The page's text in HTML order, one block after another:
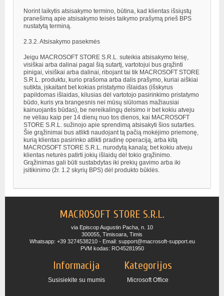
Norint laikytis atsisakymo termino, būtina, kad klientas išsiųstų
pranešimą apie atsisakymo teisės taikymo prašymą prieš BPS
nustatytą terminą.
2.3.2. Atsisakymo pasekmės
Jeigu MACROSOFT STORE S.R.L. suteikia atsisakymo teisę,
visiškai arba dalinai pagal šią sutartį, vartotojui bus grąžinti
pinigai, visiškai arba dalinai, ribojant tai tik MACROSOFT STORE
S.R.L. produktu, kurio prašoma arba dalis prašymo, kuriai aiškiai
sutikta, įskaitant bet kokias pristatymo išlaidas (išskyrus
papildomas išlaidas, kilusias dėl vartotojo pasirinkimo pristatymo
būdo, kuris yra brangesnis nei mūsų siūlomas mažiausiai
kainuojantis būdas), be nereikalingų delsimo ir bet kokiu atveju
ne vėliau kaip per 14 dienų nuo tos dienos, kai MACROSOFT
STORE S.R.L. sužinojo apie sprendimą atsisakyti šios sutarties.
Šie grąžinimai bus atlikti naudojant tą pačią mokėjimo priemonę,
kurią klientas pasirinko atlikti pradinę operaciją, arba kitą
MACROSOFT STORE S.R.L. nurodytą kanalą; bet kokiu atveju
klientas neturės patirti jokių išlaidų dėl tokio grąžinimo.
Grąžinimas gali būti sustabdytas iki prekių gavimo arba iki
įsitikinimo (žr. 1.2 skyrių BPS) dėl produkto būklės.
MACROSOFT STORE S.R.L.
via Episcop Augustin Pacha, n. 10
300055, Timisoara, Timis
Whatsapp: +39 3274538210 - Email: support@macrosoft-support.eu
PVM kodas: RO45281950
Informacija
Susisiekite su mumis
Kategorijos
Microsoft Office